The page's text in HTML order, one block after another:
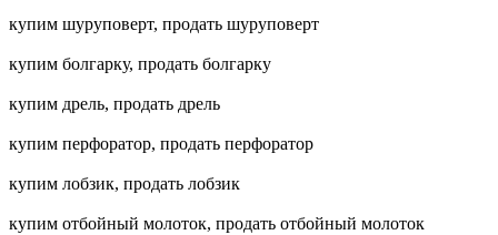
купим шуруповерт, продать шуруповерт
купим болгарку, продать болгарку
купим дрель, продать дрель
купим перфоратор, продать перфоратор
купим лобзик, продать лобзик
купим отбойный молоток, продать отбойный молоток